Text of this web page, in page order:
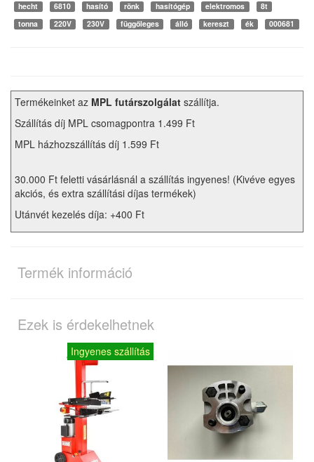
hecht 6810 hasító rönk hasítógép elektromos
8t
tonna
220V 230V függőleges álló kereszt ék 000681
Termékeinket az MPL futárszolgálat szállítja.
Szállítás díj MPL csomagpontra 1.499 Ft
MPL házhozszállítás díj 1.599 Ft
30.000 Ft feletti vásárlásnál a szállítás ingyenes! (Kivéve egyes
akciós, és extra szállítási díjas termékek)
Utánvét kezelés díja: +400 Ft
Termék információ
Ezek is érdekelhetnek
Ingyenes szállítás